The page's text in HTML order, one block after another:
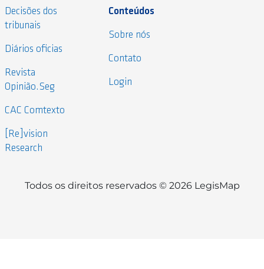
Decisões dos
tribunais
Diários oficias
Revista
Opinião.Seg
CAC Comtexto
[Re]vision
Research
Conteúdos
Sobre nós
Contato
Login
Todos os direitos reservados © 2026 LegisMap